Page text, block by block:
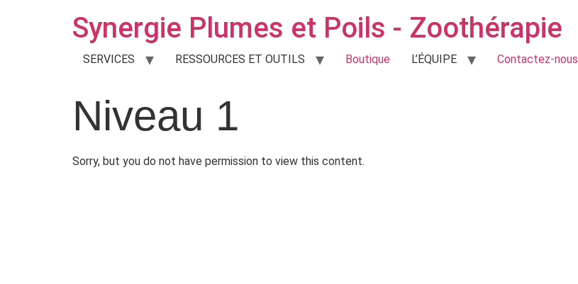
Synergie Plumes et Poils - Zoothérapie
SERVICES RESSOURCES ET OUTILS Boutique L’ÉQUIPE Contactez-nous
Niveau 1
Sorry, but you do not have permission to view this content.